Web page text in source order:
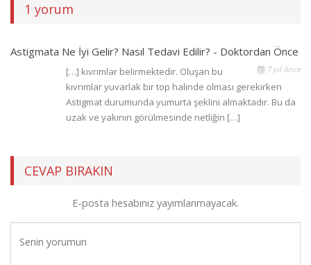
1 yorum
Astigmata Ne İyi Gelir? Nasıl Tedavi Edilir? - Doktordan Önce
7 yıl önce
[…] kıvrımlar belirmektedir. Oluşan bu
kıvrımlar yuvarlak bir top halinde olması gerekirken
Astigmat durumunda yumurta şeklini almaktadır. Bu da
uzak ve yakının görülmesinde netliğin […]
CEVAP BIRAKIN
E-posta hesabınız yayımlanmayacak.